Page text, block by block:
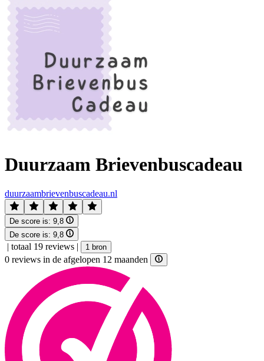
Duurzaam Brievenbuscadeau
duurzaambrievenbuscadeau.nl
De score is: 9,8
De score is: 9,8
| totaal 19 reviews | 1 bron
0 reviews in de afgelopen 12 maanden